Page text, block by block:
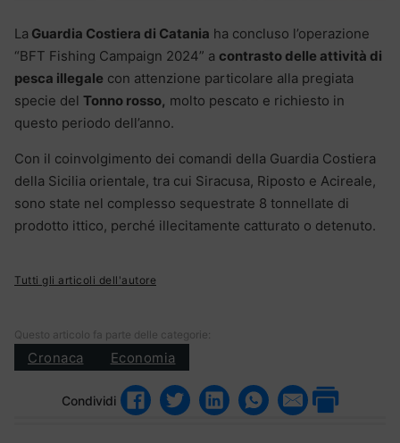
La Guardia Costiera di Catania ha concluso l’operazione
“BFT Fishing Campaign 2024” a contrasto delle attività di
pesca illegale con attenzione particolare alla pregiata
specie del Tonno rosso, molto pescato e richiesto in
questo periodo dell’anno.
Con il coinvolgimento dei comandi della Guardia Costiera
della Sicilia orientale, tra cui Siracusa, Riposto e Acireale,
sono state nel complesso sequestrate 8 tonnellate di
prodotto ittico, perché illecitamente catturato o detenuto.
Tutti gli articoli dell'autore
Questo articolo fa parte delle categorie:
Cronaca Economia
Condividi